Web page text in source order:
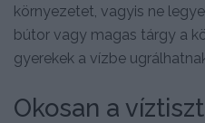
környezetet, vagyis ne
bútor vagy magas tárgy a
gyerekek a vízbe
Okosan a